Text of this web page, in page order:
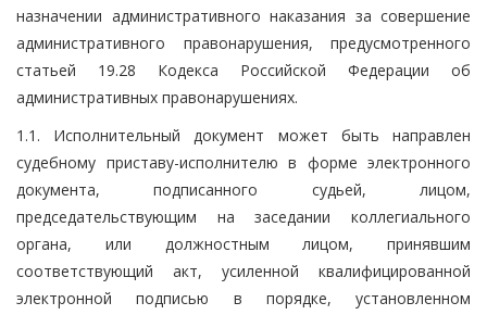
назначении административного наказания за совершение
административного правонарушения, предусмотренного
статьей 19.28 Кодекса Российской Федерации об
административных правонарушениях.
1.1. Исполнительный документ может быть направлен
судебному приставу-исполнителю в форме электронного
документа, подписанного судьей, лицом,
председательствующим на заседании коллегиального
органа, или должностным лицом, принявшим
соответствующий акт, усиленной квалифицированной
электронной подписью в порядке, установленном